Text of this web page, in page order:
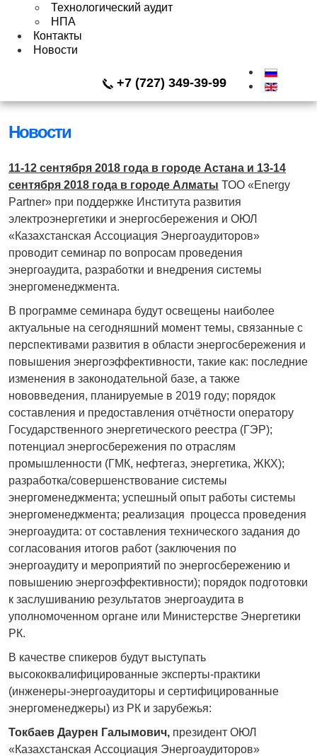
Технологический аудит
НПА
Контакты
Новости
+7 (727) 349-39-99
Новости
11-12 сентября 2018 года в городе Астана и 13-14
сентября 2018 года в городе Алматы ТОО «Energy
Partner» при поддержке Института развития
электроэнергетики и энергосбережения и ОЮЛ
«Казахстанская Ассоциация Энергоаудиторов»
проводит семинар по вопросам проведения
энергоаудита, разработки и внедрения системы
энергоменеджмента.
В программе семинара будут освещены наиболее
актуальные на сегодняшний момент темы, связанные с
перспективами развития в области энергосбережения и
повышения энергоэффективности, такие как: последние
изменения в законодательной базе, а также
нововведения, планируемые в 2019 году; порядок
составления и предоставления отчётности оператору
Государственного энергетического реестра (ГЭР);
потенциал энергосбережения по отраслям
промышленности (ГМК, нефтегаз, энергетика, ЖКХ);
разработка/совершенствование системы
энергоменеджмента; успешный опыт работы системы
энергоменеджмента; реализация процесса проведения
энергоаудита: от составления технического задания до
согласования итогов работ (заключения по
энергоаудиту и мероприятий по энергосбережению и
повышению энергоэффективности); порядок подготовки
к заслушиванию результатов энергоаудита в
уполномоченном органе или Министерстве Энергетики
РК.
В качестве спикеров будут выступать
высококвалифицированные эксперты-практики
(инженеры-энергоаудиторы и сертифицированные
энергоменеджеры) из РК и зарубежья:
Токбаев Даурен Галымович, президент ОЮЛ
«Казахстанская Ассоциация Энергоаудиторов»